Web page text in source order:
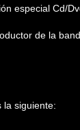
especial Cd/
de la
la siguiente: